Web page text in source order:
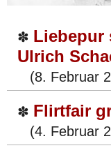
✽ Liebepur
Ulrich
(8. Februar
✽ Flirtfair
(4. Februar